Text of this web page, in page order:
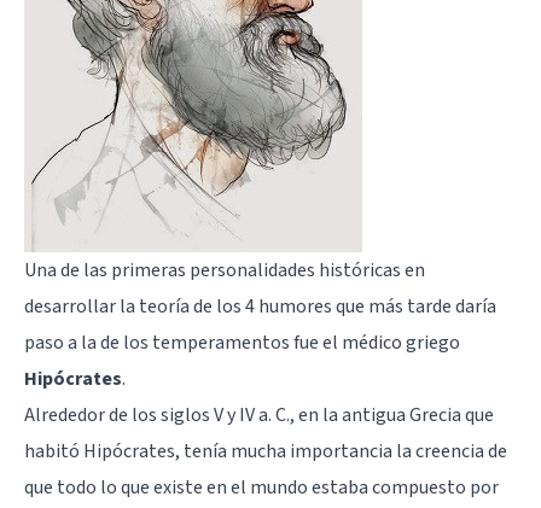
Una de las primeras personalidades históricas en
desarrollar la teoría de los 4 humores que más tarde daría
paso a la de los temperamentos fue el médico griego
Hipócrates.
Alrededor de los siglos V y IV a. C., en la antigua Grecia que
habitó Hipócrates, tenía mucha importancia la creencia de
que todo lo que existe en el mundo estaba compuesto por